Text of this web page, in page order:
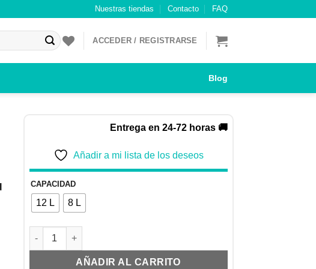
Nuestras tiendas Contacto FAQ
ACCEDER / REGISTRARSE
Blog
Entrega en 24-72 horas 🚚
Añadir a mi lista de los deseos
CAPACIDAD
12 L 8 L
BEBEDERO ROJO SIN PATAS ROYAL cantidad
AÑADIR AL CARRITO